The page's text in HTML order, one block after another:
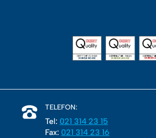
TELEFON:
Tel: 021 314 23 15
Fax: 021 314 23 16